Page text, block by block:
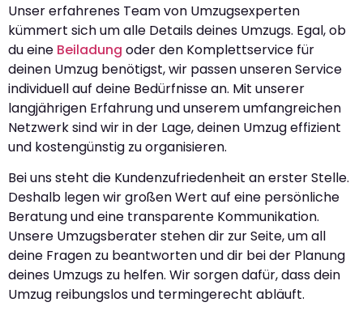
Unser erfahrenes Team von Umzugsexperten
kümmert sich um alle Details deines Umzugs. Egal, ob
du eine Beiladung oder den Komplettservice für
deinen Umzug benötigst, wir passen unseren Service
individuell auf deine Bedürfnisse an. Mit unserer
langjährigen Erfahrung und unserem umfangreichen
Netzwerk sind wir in der Lage, deinen Umzug effizient
und kostengünstig zu organisieren.
Bei uns steht die Kundenzufriedenheit an erster Stelle.
Deshalb legen wir großen Wert auf eine persönliche
Beratung und eine transparente Kommunikation.
Unsere Umzugsberater stehen dir zur Seite, um all
deine Fragen zu beantworten und dir bei der Planung
deines Umzugs zu helfen. Wir sorgen dafür, dass dein
Umzug reibungslos und termingerecht abläuft.